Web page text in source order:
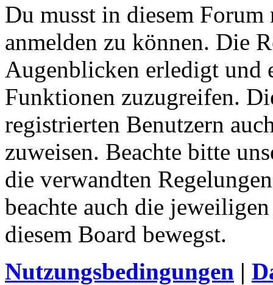
Du musst in diesem
anmelden zu können. Die
Augenblicken erledigt und
Funktionen zuzugreifen.
registrierten Benutzern
zuweisen. Beachte bitte
die verwandten
beachte auch die
diesem Board bewegst.
Nutzungsbedingungen |